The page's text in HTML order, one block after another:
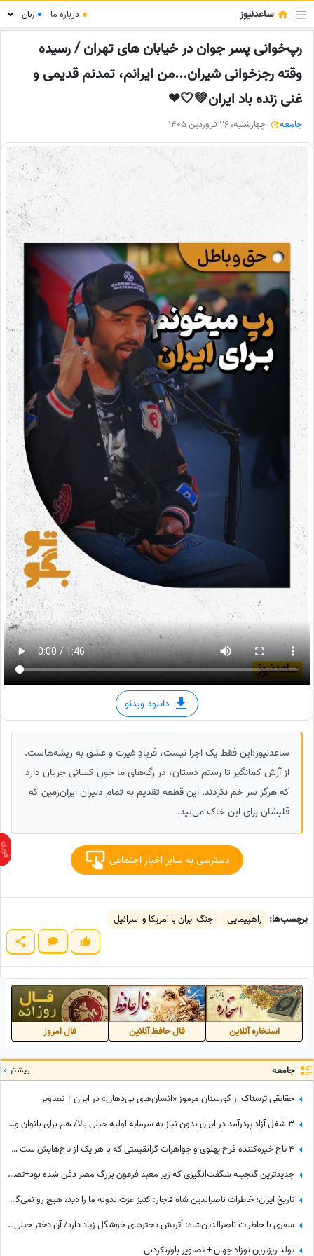
ساعدنیوز ● درباره ما ●
رپ‌خوانی پسر جوان در خیابان های تهران / رسیده
وقته رجزخوانی شیران...من ایرانم، تمدنم قدیمی و
غنی زنده باد ایران💚🤍❤
جامعه چهارشنبه، 26 فروردین 1405
دانلود ویدئو
ساعدنیوز:این فقط یک اجرا نیست، فریادِ غیرت و عشق به ریشه‌هاست.
از آرش کمانگیر تا رستم دستان، در رگ‌های ما خونِ کسانی جریان دارد
که هرگز سر خم نکردند. این قطعه تقدیم به تمام دلیران ایران‌زمین که
قلبشان برای این خاک می‌تپد.
دسترسی به سایر اخبار اجتماعی
برچسب‌ها: راهپیمایی جنگ ایران با آمریکا و اسرائیل
استخاره آنلاین فال حافظ آنلاین فال امروز
جامعه بیشتر
حقایقی ترسناک از گورستان مرموز «انسان‌های بی‌دهان» در ایران + تصاویر
3 شغل آزاد پردرآمد در ایران بدون نیاز به سرمایه اولیه خیلی بالا/ هم برای بانوان و هم آقایون
4 تاج خیره‌کننده فرح پهلوی و جواهرات گرانقیمتی که با هر یک از تاج‌هایش ست میکرد/ لاکچری‌بازی‌های بیخودی که ثروت ایران را به باد داد
جدیدترین گنجینه شگفت‌انگیزی که زیر معبد فرعون بزرگ مصر دفن شده بود+تصاویر/ معبد فراعنه بعد از هر اکتشاف حیرت‌انگیزتر میشه
تاریخ ایران؛ خاطرات ناصرالدین شاه قاجار: کنیز عزت‌الدوله ما را دید، هیچ رو نمی‌گرفت، بسیار خجالت کشیدیم و...
سفری با خاطرات ناصرالدین‌شاه: اُتریش دخترهای خوشگل زیاد دارد/ آن دختر خیلی‌ خوشگل‌تر وقتی به من دسته گل داد، مات و مبهوت شدم، نتوانستم راه بروم مردم ملتفت شدند، خندیدند!
تولد ریزترین نوزاد جهان + تصاویر باورنکردنی